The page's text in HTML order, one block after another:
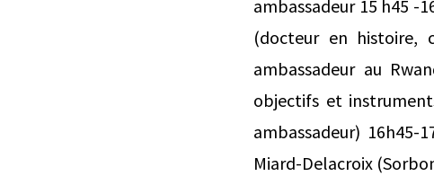
ambassadeur 15 h45 -
(docteur en histoire,
ambassadeur au
objectifs et
ambassadeur) 16h45-
Miard-Delacroix